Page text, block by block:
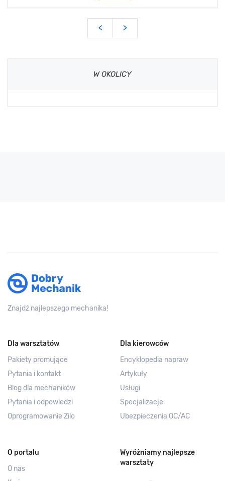
< >
W OKOLICY
Znajdź najlepszego mechanika!
Dla warsztatów
Pakiety promujące
Pytania i kontakt
Blog dla mechaników
Pytania i odpowiedzi
Oprogramowanie Zilo
Dla kierowców
Encyklopedia napraw
Artykuły
Usługi
Specjalizacje
Ubezpieczenia OC/AC
O portalu
O nas
Wyróżniamy najlepsze
warsztaty